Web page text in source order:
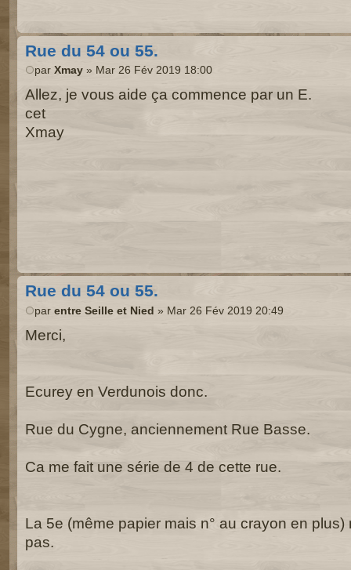
Rue du 54 ou 55.
par Xmay » Mar 26 Fév 2019 18:00
Allez, je vous aide ça commence par un E.
cet
Xmay
Rue du 54 ou 55.
par entre Seille et Nied » Mar 26 Fév 2019 20:49
Merci,
Ecurey en Verdunois donc.
Rue du Cygne, anciennement Rue Basse.
Ca me fait une série de 4 de cette rue.
La 5e (même papier mais n° au crayon en
pas.